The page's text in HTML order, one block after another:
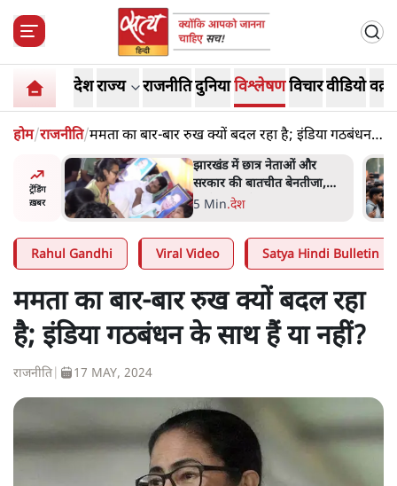
देशराज्य राजनीतिदुनियाविश्लेषणविचारवीडियो
होम/राजनीति/ममता का बार-बार रुख क्यों बदल रहा है; इंडिया गठबंधन
के साथ हैं या नहीं?
ट्रेंडिंग
ख़बर
' अंडों
सेनानी
झारखंड में छात्र नेताओं और
सरकार की बातचीत बेनतीजा,
आंदोलन जारी
5 Min.देश
Rahul Gandhi Viral Video Satya Hindi Bulletin
ममता का बार-बार रुख क्यों बदल रहा
है; इंडिया गठबंधन के साथ हैं या नहीं?
राजनीति 17 MAY, 2024